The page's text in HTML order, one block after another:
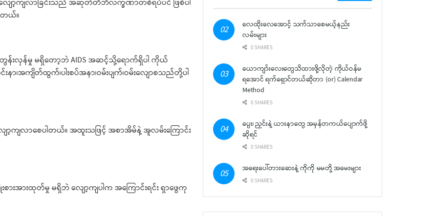
လျော့ကျလာခြင်းသည် အဆုတ်တီဘီလက္ခဏာတစ်ရပ်ပင် ဖြစ်ပါ
တယ်။
တွန်းလှန်မှု မရှိတော့ဘဲ AIDS အဆင့်သို့ရောက်ရှိပါ ကိုယ်
နာ၊အကျိတ်ထွက်၊ပါးစပ်အနာ၊ဝမ်းပျက်၊ဝမ်းလျောစသည်တို့ပါ
ကျလာစေပါတယ်။ အထူးသဖြင့် အစာအိမ်နဲ့ အူလမ်းကြောင်း
းအားထုတ်မှု မရှိဘဲ လျော့ကျပါက အကြောင်းရင်း ရှာဖွေကု
လေထိုးလေအောင့် သက်သာစေမယ့်နည်း
လမ်းများ
0 SHARES
ယောကျာ်းလေးတွေသိထားဖို့လိုတဲ့ ကိုယ်ဝန်မ
ရအောင် ရက်ရှောင်တယ်ဆိုတာ (or) Calendar
Method
0 SHARES
ပွေး၊ ညှင်းနဲ့ ယားနာတွေ အမှန်တကယ်ပျောက်ဖို့
ဆိုရင်
0 SHARES
အရေးပေါ်တားဆေးနဲ့ ကိုကို မမတို့ အမေးများ
0 SHARES